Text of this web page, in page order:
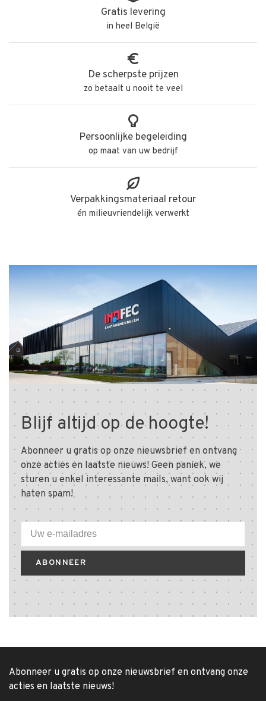
Gratis levering
in heel België
De scherpste prijzen
zo betaalt u nooit te veel
Persoonlijke begeleiding
op maat van uw bedrijf
Verpakkingsmateriaal retour
én milieuvriendelijk verwerkt
Blijf altijd op de hoogte!
Abonneer u gratis op onze nieuwsbrief en ontvang
onze acties en laatste nieuws! Geen paniek, we
sturen u enkel interessante mails, want ook wij
haten spam!
ABONNEER
Abonneer u gratis op onze nieuwsbrief en ontvang onze
acties en laatste nieuws!